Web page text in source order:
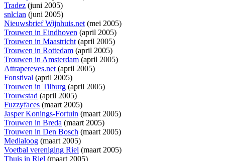
Tradez (juni 2005)
snlclan (juni 2005)
Nieuwsbrief Wijnhuis.net(mei 2005)
Trouwen in Eindhoven (april 2005)
Trouwen in Maastricht(april 2005)
Trouwen in Rottedam (april 2005)
Trouwen in Amsterdam (april 2005)
Attrapereves.net(april 2005)
Fonstival (april 2005)
Trouwen in Tilburg (april 2005)
Trouwstad (april 2005)
Fuzzyfaces (maart 2005)
Jasper Konings-Fortuin (maart 2005)
Trouwen in Breda (maart 2005)
Trouwen in Den Bosch (maart 2005)
Medialoog (maart 2005)
Voetbal vereniging Riel (maart 2005)
Thuis in Riel (maart 2005)